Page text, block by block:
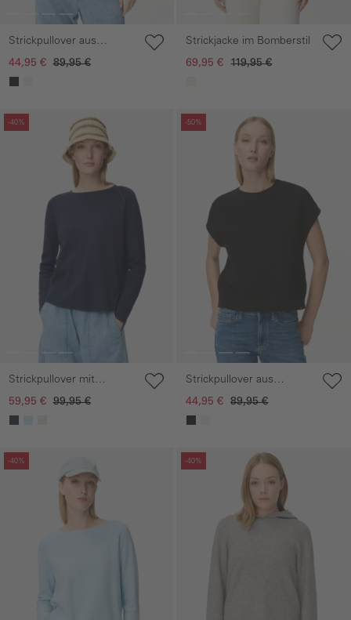
Strickpullover aus
Baumwollmix
44,95 € 89,95 €
Strickjacke im Bomberstil
69,95 € 119,95 €
-40%
überspringen
Strickpullover mit
Rundhalsausschnitt
59,95 € 99,95 €
-50%
Galerie überspringen
Strickpullover aus
Baumwollmix
44,95 € 89,95 €
-40%
überspringen
-40%
Galerie überspringen